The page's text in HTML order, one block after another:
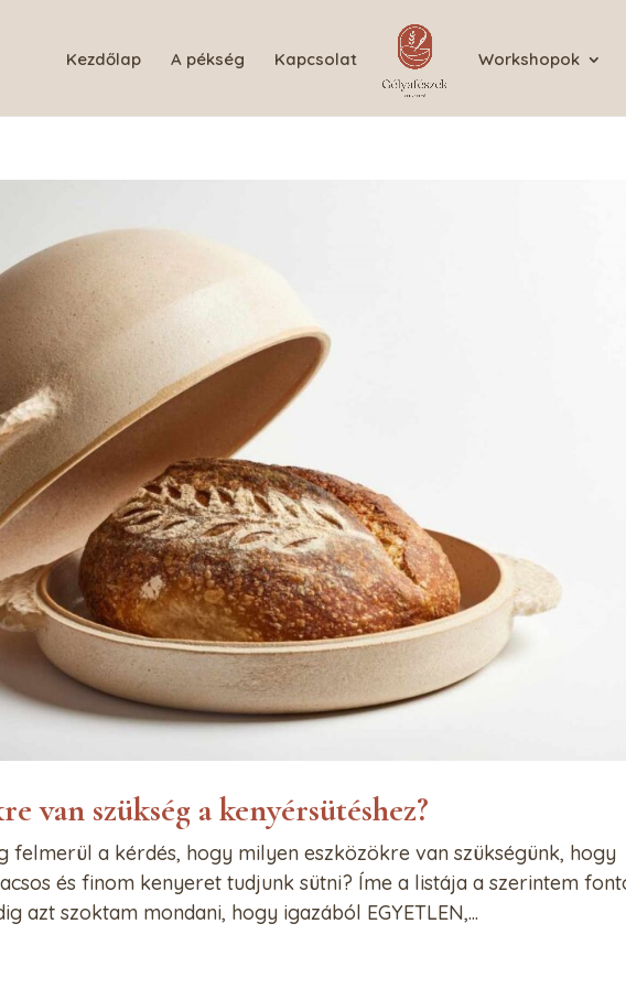
Kezdőlap A pékség Kapcsolat Workshopok
van szükség a kenyérsütéshez?
felmerül a kérdés, hogy milyen eszközökre van szükségünk, hogy
és finom kenyeret tudjunk sütni? Íme a listája a szerintem
azt szoktam mondani, hogy igazából EGYETLEN,...